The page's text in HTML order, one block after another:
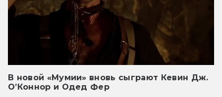
В новой «Мумии» вновь сыграют Кевин Дж.
О’Коннор и Одед Фер